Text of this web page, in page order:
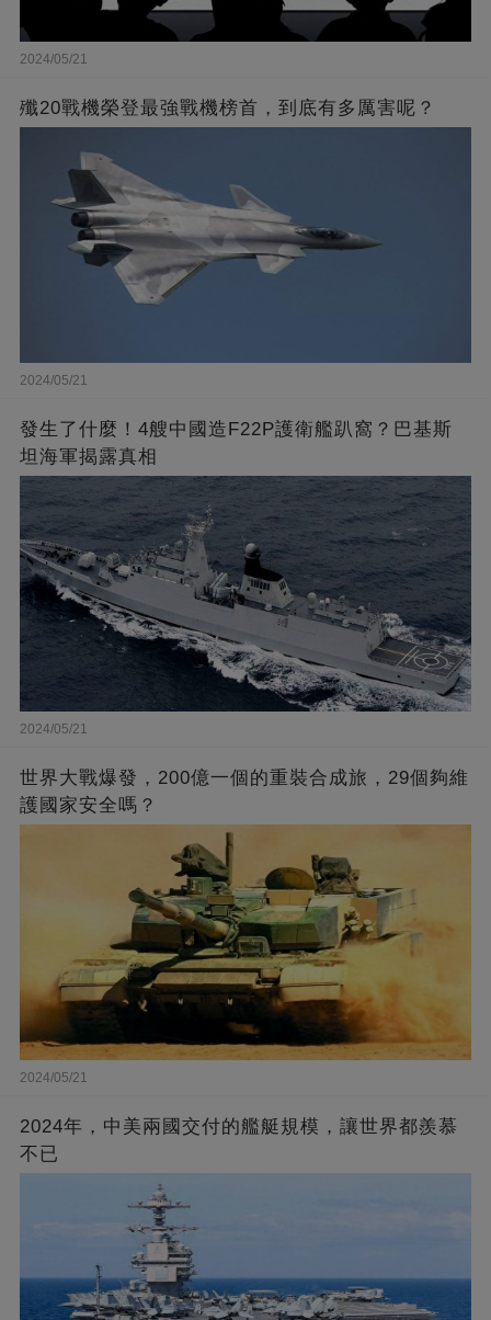
2024/05/21
殲20戰機榮登最強戰機榜首，到底有多厲害呢？
2024/05/21
發生了什麼！4艘中國造F22P護衛艦趴窩？巴基斯
坦海軍揭露真相
2024/05/21
世界大戰爆發，200億一個的重裝合成旅，29個夠維
護國家安全嗎？
2024/05/21
2024年，中美兩國交付的艦艇規模，讓世界都羨慕
不已